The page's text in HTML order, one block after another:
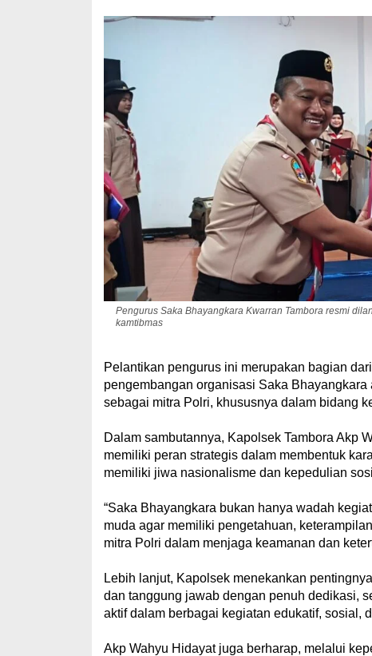
Pengurus Saka Bhayangkara Kwarran Tambora resmi
kamtibmas
Pelantikan pengurus ini merupakan bagian
pengembangan organisasi Saka
sebagai mitra Polri, khususnya dalam bidang
Dalam sambutannya, Kapolsek Tambora Akp
memiliki peran strategis dalam membentuk
memiliki jiwa nasionalisme dan kepedulian
“Saka Bhayangkara bukan hanya wadah
muda agar memiliki pengetahuan,
mitra Polri dalam menjaga keamanan dan
Lebih lanjut, Kapolsek menekankan
dan tanggung jawab dengan penuh dedikasi,
aktif dalam berbagai kegiatan edukatif, sosial,
Akp Wahyu Hidayat juga berharap, melalui